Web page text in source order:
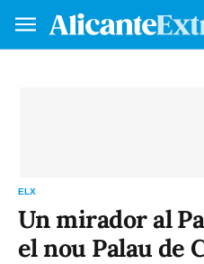
ELX
Un mirador al
el nou Palau de